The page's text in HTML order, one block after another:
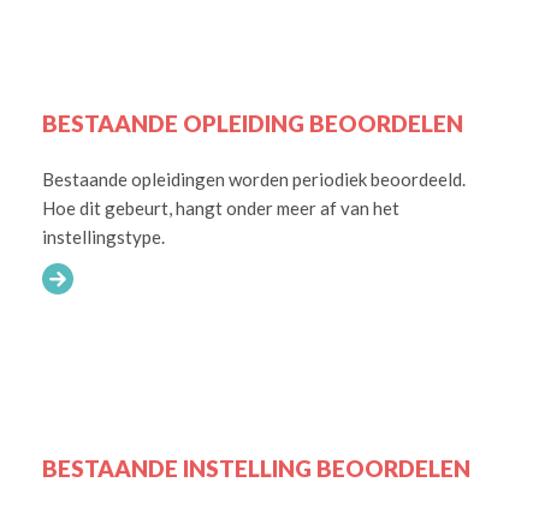
BESTAANDE OPLEIDING BEOORDELEN
Bestaande opleidingen worden periodiek beoordeeld.
Hoe dit gebeurt, hangt onder meer af van het
instellingstype.
BESTAANDE INSTELLING BEOORDELEN